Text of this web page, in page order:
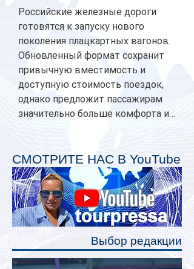
Российские железные дороги
готовятся к запуску нового
поколения плацкартных вагонов.
Обновленный формат сохранит
привычную вместимость и
доступную стоимость поездок,
однако предложит пассажирам
значительно больше комфорта и
планируется начать в 2027 году.
Одним из главных нововведений
станут индивидуальные шторки у
каждого спального места. Они
позволят пассажирам закрыть свою
полку во время сна или отдыха,
СМОТРИТЕ НАС В YouTube
Выбор редакции